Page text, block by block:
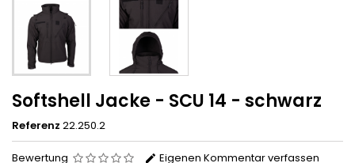
Softshell Jacke - SCU 14 - schwarz
Referenz 22.250.2
Bewertung Eigenen Kommentar verfassen